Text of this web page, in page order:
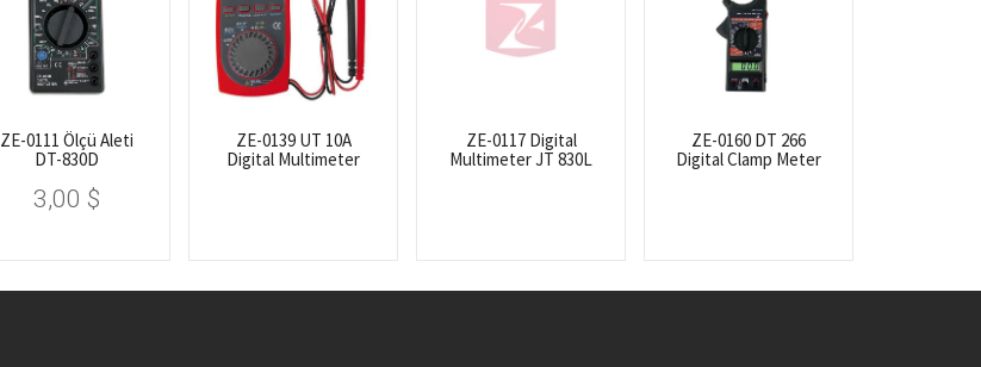
ZE-0111 Ölçü Aleti
DT-830D
3,00 $
ZE-0139 UT 10A
Digital Multimeter
ZE-0117 Digital
Multimeter JT 830L
ZE-0160 DT 266
Digital Clamp Meter